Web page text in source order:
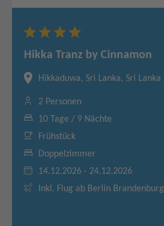
Hikka Tranz by Cinnamon
Hikkaduwa, Sri Lanka, Sri Lanka
2 Personen
10 Tage / 9 Nächte
Frühstück
Doppelzimmer
14.12.2026 - 24.12.2026
Inkl. Flug ab Berlin Brandenburg